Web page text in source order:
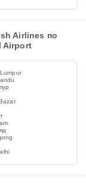
Airlines по
Airport